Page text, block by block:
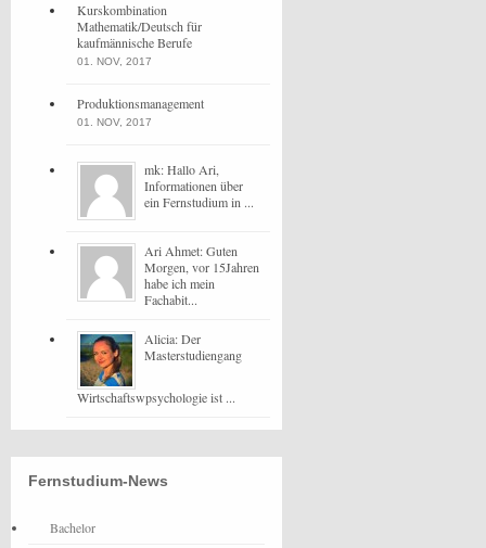
Kurskombination
Mathematik/Deutsch für
kaufmännische Berufe
01. NOV, 2017
Produktionsmanagement
01. NOV, 2017
mk: Hallo Ari,
Informationen über
ein Fernstudium in ...
Ari Ahmet: Guten
Morgen, vor 15Jahren
habe ich mein
Fachabit...
Alicia: Der
Masterstudiengang
Wirtschaftswpsychologie ist ...
Fernstudium-News
Bachelor